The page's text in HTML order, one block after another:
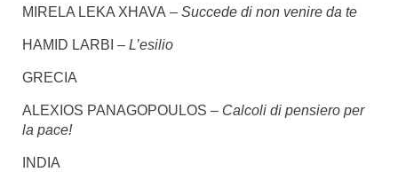
MIRELA LEKA XHAVA – Succede di non venire da te
HAMID LARBI – L’esilio
GRECIA
ALEXIOS PANAGOPOULOS – Calcoli di pensiero per
la pace!
INDIA